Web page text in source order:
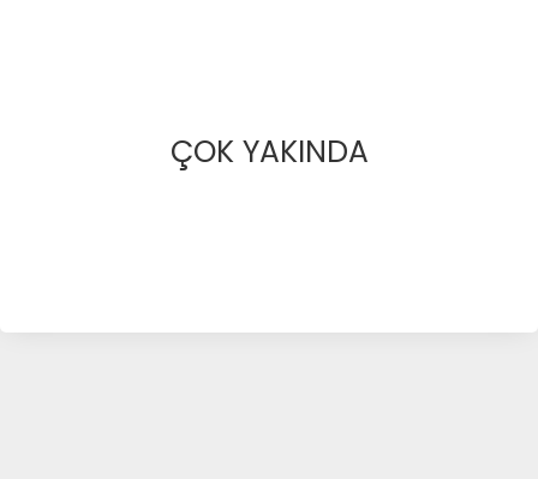
ÇOK YAKINDA